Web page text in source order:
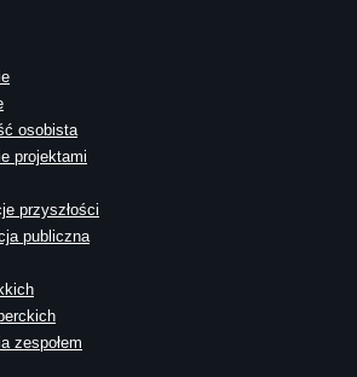
osobista
projektami
przyszłości
publiczna
zespołem